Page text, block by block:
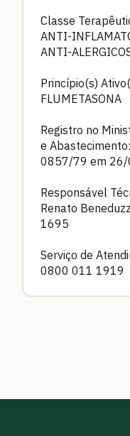
Classe
ANTI-
ANTI-
Princípio(s)
FLUMETASONA
Registro no
e Abastecimento:
0857/79 em
Responsável
Renato
1695
Serviço de
0800 011 1919